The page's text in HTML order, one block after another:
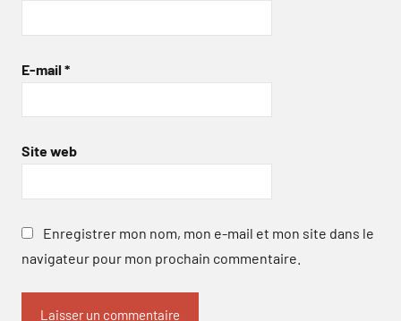
E-mail *
Site web
Enregistrer mon nom, mon e-mail et mon site dans le
navigateur pour mon prochain commentaire.